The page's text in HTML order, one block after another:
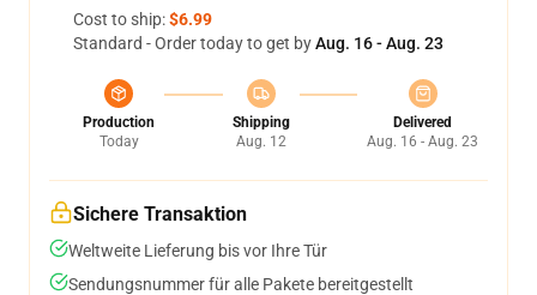
Cost to ship:$6.99
Standard - Order today to get byAug. 16 - Aug. 23
Production
Today
Shipping
Aug. 12
Delivered
Aug. 16 - Aug. 23
Sichere Transaktion
Weltweite Lieferung bis vor Ihre Tür
Sendungsnummer für alle Pakete bereitgestellt